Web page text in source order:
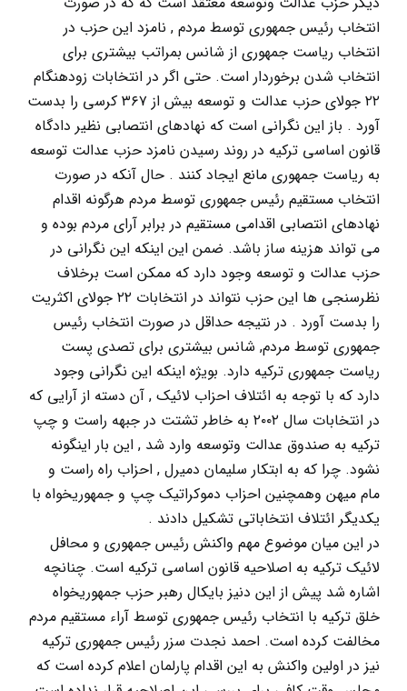
انتخاب رئیس جمهوری توسط مردم , نامزد این حزب در
انتخاب ریاست جمهوری از شانس بمراتب بیشتری برای
انتخاب شدن برخوردار است. حتی اگر در انتخابات زودهنگام
۲۲ جولای حزب عدالت و توسعه بیش از ۳۶۷ کرسی را بدست
آورد . باز این نگرانی است که نهادهای انتصابی نظیر دادگاه
قانون اساسی ترکیه در روند رسیدن نامزد حزب عدالت توسعه
به ریاست جمهوری مانع ایجاد کنند . حال آنکه در صورت
انتخاب مستقیم رئیس جمهوری توسط مردم هرگونه اقدام
نهادهای انتصابی اقدامی مستقیم در برابر آرای مردم بوده و
می تواند هزینه ساز باشد. ضمن این اینکه این نگرانی در
حزب عدالت و توسعه وجود دارد که ممکن است برخلاف
نظرسنجی ها این حزب نتواند در انتخابات ۲۲ جولای اکثریت
را بدست آورد . در نتیجه حداقل در صورت انتخاب رئیس
جمهوری توسط مردم, شانس بیشتری برای تصدی پست
ریاست جمهوری ترکیه دارد. بویژه اینکه این نگرانی وجود
دارد که با توجه به ائتلاف احزاب لائیک , آن دسته از آرایی که
در انتخابات سال ۲۰۰۲ به خاطر تشتت در جبهه راست و چپ
ترکیه به صندوق عدالت وتوسعه وارد شد , این بار اینگونه
نشود. چرا که به ابتکار سلیمان دمیرل , احزاب راه راست و
مام میهن وهمچنین احزاب دموکراتیک چپ و جمهوریخواه با
یکدیگر ائتلاف انتخاباتی تشکیل دادند .
در این میان موضوع مهم واکنش رئیس جمهوری و محافل
لائیک ترکیه به اصلاحیه قانون اساسی ترکیه است. چنانچه
اشاره شد پیش از این دنیز بایکال رهبر حزب جمهوریخواه
خلق ترکیه با انتخاب رئیس جمهوری توسط آراء مستقیم مردم
مخالفت کرده است. احمد نجدت سزر رئیس جمهوری ترکیه
نیز در اولین واکنش به این اقدام پارلمان اعلام کرده است که